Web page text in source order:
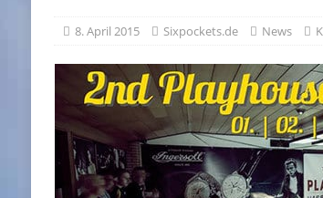
8. April 2015 Sixpockets.de News